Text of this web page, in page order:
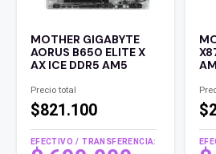
MOTHER GIGABYTE
AORUS B650 ELITE X
AX ICE DDR5 AM5
Precio total
$821.100
EFECTIVO / TRANSFERENCIA: